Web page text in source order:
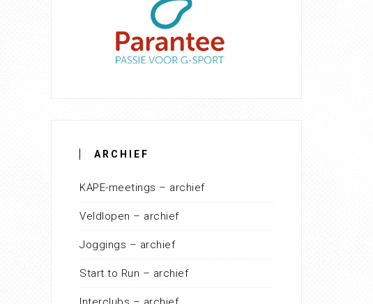
ARCHIEF
KAPE-meetings – archief
Veldlopen – archief
Joggings – archief
Start to Run – archief